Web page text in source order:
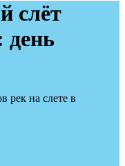
слёт
день
рек на слете в